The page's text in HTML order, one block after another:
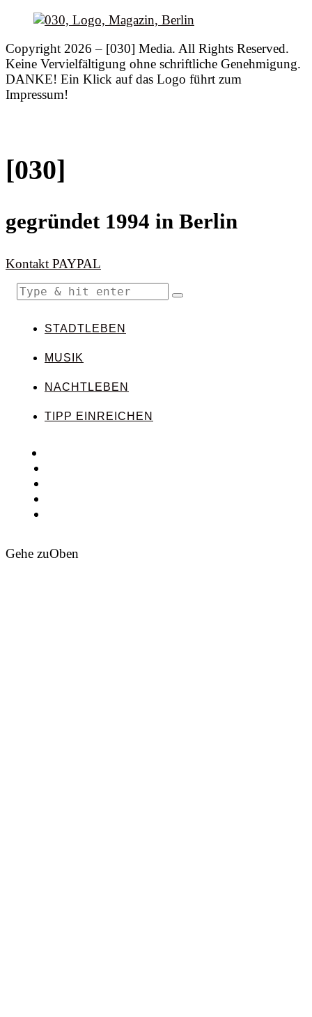
Copyright 2026 – [030] Media. All Rights Reserved.
Keine Vervielfältigung ohne schriftliche Genehmigung.
DANKE! Ein Klick auf das Logo führt zum
Impressum!
[030]
gegründet 1994 in Berlin
Kontakt PAYPAL
STADTLEBEN
MUSIK
NACHTLEBEN
TIPP EINREICHEN
Gehe zuOben